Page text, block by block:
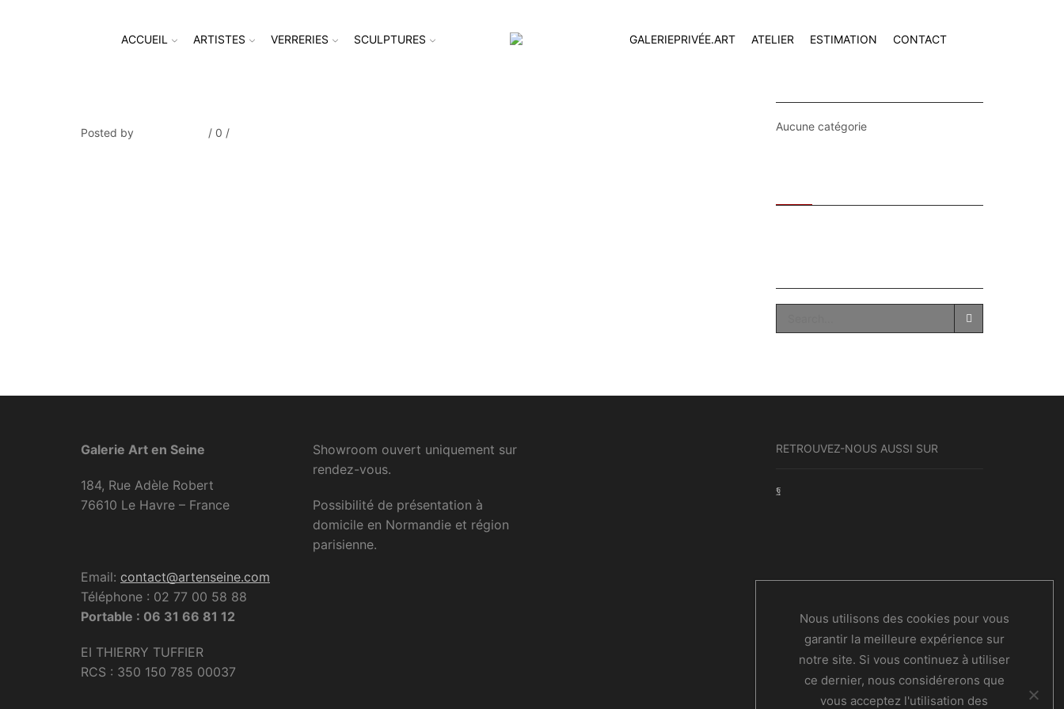
ACCUEIL ARTISTES VERRERIES SCULPTURES GALERIEPRIVÉE.ART ATELIER ESTIMATION CONTACT
Posted by / 0 / Aucune catégorie
Galerie Art en Seine
184, Rue Adèle Robert
76610 Le Havre – France
Email: contact@artenseine.com
Téléphone : 02 77 00 58 88
Portable : 06 31 66 81 12
EI THIERRY TUFFIER
RCS : 350 150 785 00037
Showroom ouvert uniquement sur
rendez-vous.
Possibilité de présentation à
domicile en Normandie et région
parisienne.
RETROUVEZ-NOUS AUSSI SUR
Facebook
Nous utilisons des cookies pour vous
garantir la meilleure expérience sur
notre site. Si vous continuez à utiliser
ce dernier, nous considérerons que
vous acceptez l'utilisation des